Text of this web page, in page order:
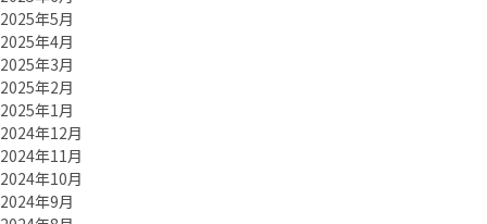
2025年5月
2025年4月
2025年3月
2025年2月
2025年1月
2024年12月
2024年11月
2024年10月
2024年9月